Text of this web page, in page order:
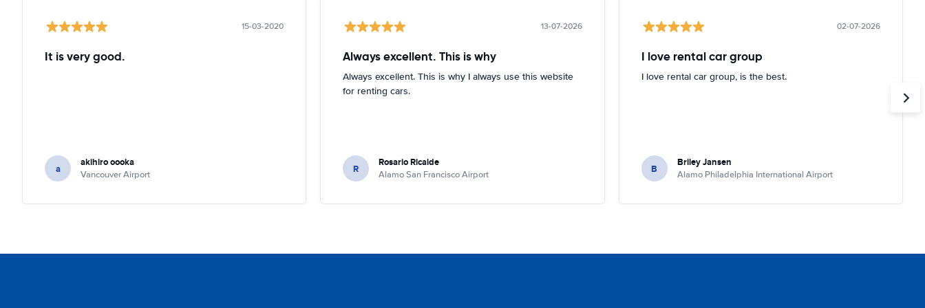
15-03-2020
It is very good.
a akihiro oooka
Vancouver Airport
13-07-2026
Always excellent. This is why
Always excellent. This is why I always use this website
for renting cars.
R Rosario Ricalde
Alamo San Francisco Airport
02-07-2026
I love rental car group
I love rental car group, is the best.
B Briley Jansen
Alamo Philadelphia International Airport